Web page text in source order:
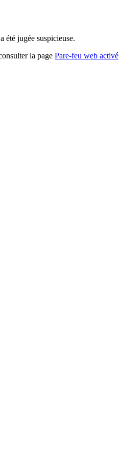
été jugée suspicieuse.
la page Pare-feu web activé